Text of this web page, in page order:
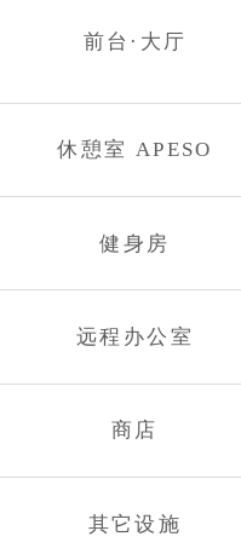
前台·大厅
休憩室 APESO
健身房
远程办公室
商店
其它设施